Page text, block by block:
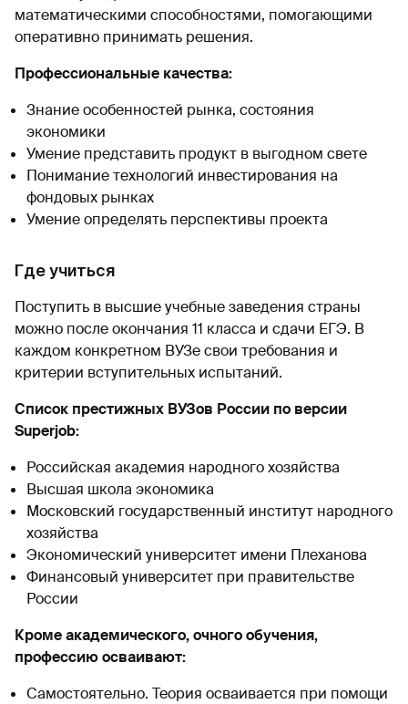
математическими способностями, помогающими
оперативно принимать решения.
Профессиональные качества:
Знание особенностей рынка, состояния
экономики
Умение представить продукт в выгодном свете
Понимание технологий инвестирования на
фондовых рынках
Умение определять перспективы проекта
Где учиться
Поступить в высшие учебные заведения страны
можно после окончания 11 класса и сдачи ЕГЭ. В
каждом конкретном ВУЗе свои требования и
критерии вступительных испытаний.
Список престижных ВУЗов России по версии
Superjob:
Российская академия народного хозяйства
Высшая школа экономика
Московский государственный институт народного
хозяйства
Экономический университет имени Плеханова
Финансовый университет при правительстве
России
Кроме академического, очного обучения,
профессию осваивают:
Самостоятельно. Теория осваивается при помощи